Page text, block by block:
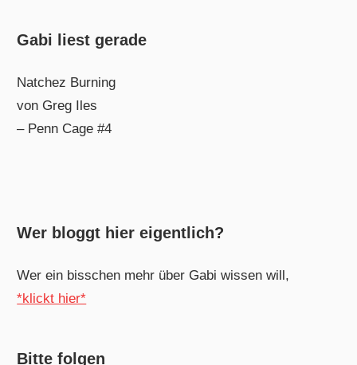
Gabi liest gerade
Natchez Burning
von Greg Iles
– Penn Cage #4
Wer bloggt hier eigentlich?
Wer ein bisschen mehr über Gabi wissen will,
*klickt hier*
Bitte folgen